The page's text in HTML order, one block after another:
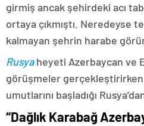
girmiş ancak şehirdeki acı
ortaya çıkmıştı. Neredeyse
kalmayan şehrin harabe
Rusyaheyeti Azerbaycan ve
görüşmeler gerçekleştirirken
umutlarını başladığı
“Dağlık Karabağ